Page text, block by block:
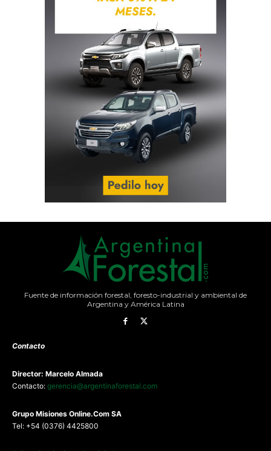
Fuente de información forestal, foresto-industrial y ambiental de
Argentina y América Latina
Contacto
Director: Marcelo Almada
Contacto: gerencia@argentinaforestal.com
Grupo Misiones Online.Com SA
Tel: +54 (0376) 4425800